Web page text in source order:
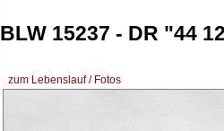
BLW 15237 - DR "44
zum Lebenslauf / Fotos